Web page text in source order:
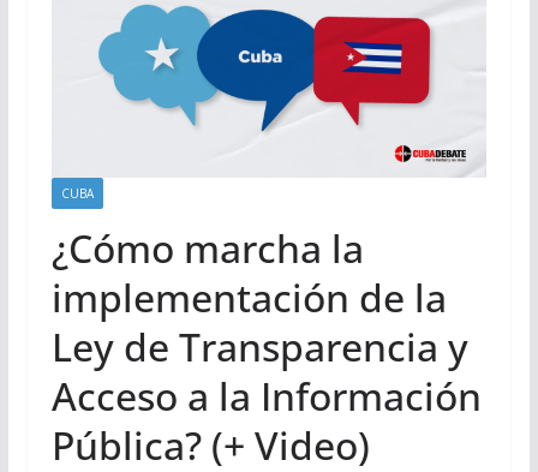
CUBA
¿Cómo marcha la
implementación de la
Ley de Transparencia y
Acceso a la Información
Pública? (+ Video)